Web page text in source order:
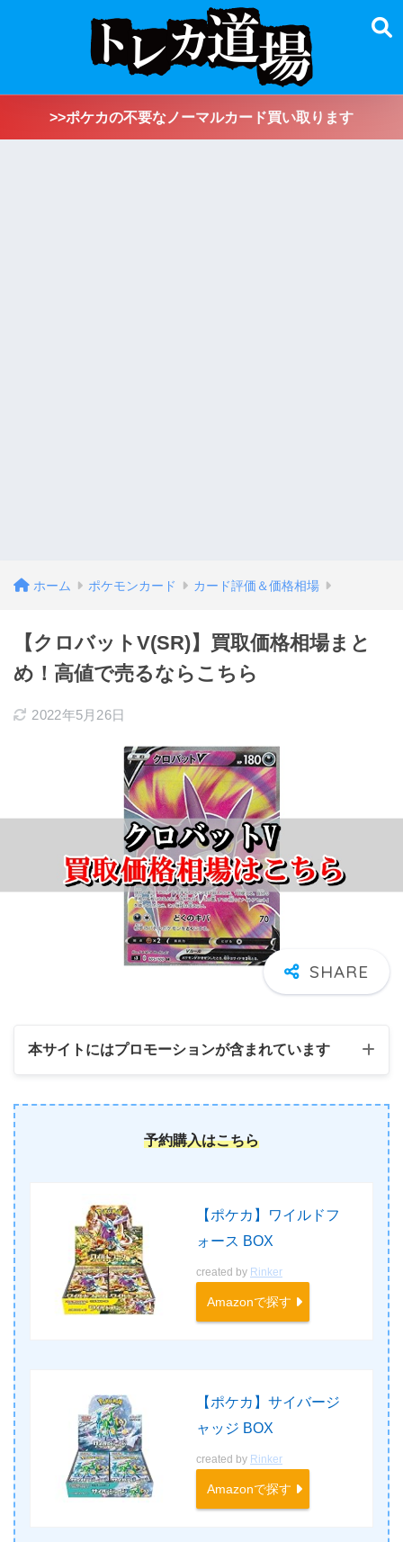
>>ポケカの不要なノーマルカード買い取ります
ホーム ポケモンカード カード評価＆価格相場
【クロバットV(SR)】買取価格相場まと
め！高値で売るならこちら
2022年5月26日
本サイトにはプロモーションが含まれています
予約購入はこちら
【ポケカ】ワイルドフ
ォース BOX
created by Rinker
Amazonで探す
【ポケカ】サイバージ
ャッジ BOX
created by Rinker
Amazonで探す